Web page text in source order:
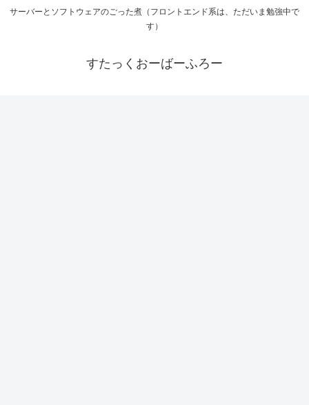
サーバーとソフトウェアのごった煮（フロントエンド系は、ただいま勉強中で
す）
すたっくおーばーふろー